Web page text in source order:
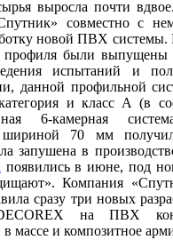
выросла почти
совместно с
новой ПВХ
профиля были выпущены
испытаний и
данной профильной
и класс А (в
6-камерная
70 мм
запушена в
появились в июне, под
Компания
сразу три новых
на ПВХ
массе и композитное